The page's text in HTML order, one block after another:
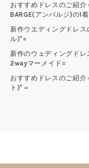
おすすめドレスのご紹介
BARGE(アンバルジ)の1着
新作ウエディングドレ
ル)"=
新作のウェディングドレ
2wayマーメイド=
おすすめドレスのご紹
ト)"＝